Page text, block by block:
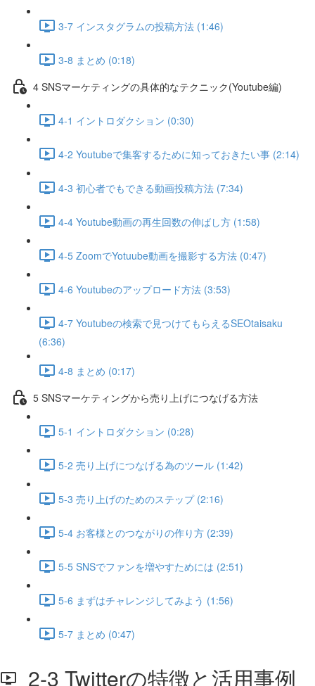
3-7 インスタグラムの投稿方法 (1:46)
3-8 まとめ (0:18)
4 SNSマーケティングの具体的なテクニック(Youtube編)
4-1 イントロダクション (0:30)
4-2 Youtubeで集客するために知っておきたい事 (2:14)
4-3 初心者でもできる動画投稿方法 (7:34)
4-4 Youtube動画の再生回数の伸ばし方 (1:58)
4-5 ZoomでYotuube動画を撮影する方法 (0:47)
4-6 Youtubeのアップロード方法 (3:53)
4-7 Youtubeの検索で見つけてもらえるSEOtaisaku
(6:36)
4-8 まとめ (0:17)
5 SNSマーケティングから売り上げにつなげる方法
5-1 イントロダクション (0:28)
5-2 売り上げにつなげる為のツール (1:42)
5-3 売り上げのためのステップ (2:16)
5-4 お客様とのつながりの作り方 (2:39)
5-5 SNSでファンを増やすためには (2:51)
5-6 まずはチャレンジしてみよう (1:56)
5-7 まとめ (0:47)
2-3 Twitterの特徴と活用事例